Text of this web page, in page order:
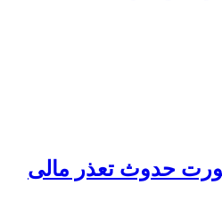
حدوث تعذر مالی